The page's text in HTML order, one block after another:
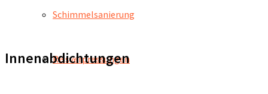
Schimmelsanierung
Rissverpressungen
Innenabdichtungen